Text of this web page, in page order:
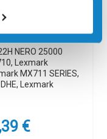
NERO 25000
Lexmark
MX711 SERIES,
Lexmark
€Il